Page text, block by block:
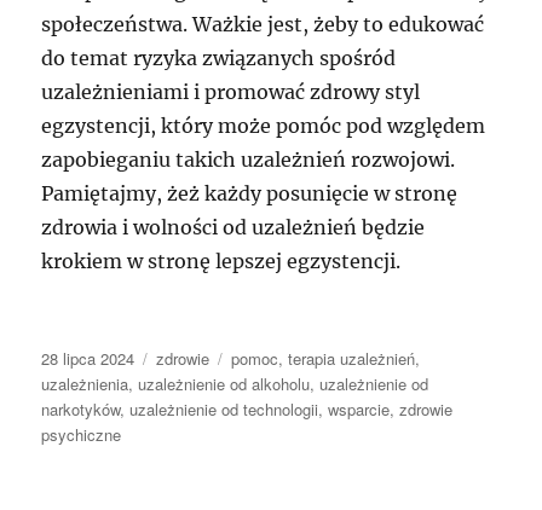
społeczeństwa. Ważkie jest, żeby to edukować
do temat ryzyka związanych spośród
uzależnieniami i promować zdrowy styl
egzystencji, który może pomóc pod względem
zapobieganiu takich uzależnień rozwojowi.
Pamiętajmy, żeż każdy posunięcie w stronę
zdrowia i wolności od uzależnień będzie
krokiem w stronę lepszej egzystencji.
Data
publikacji
28 lipca 2024 Kategorie
zdrowie Tagi
pomoc,terapia uzależnień,
uzależnienia, uzależnienie od alkoholu, uzależnienie od
narkotyków, uzależnienie od technologii,wsparcie,zdrowie
psychiczne